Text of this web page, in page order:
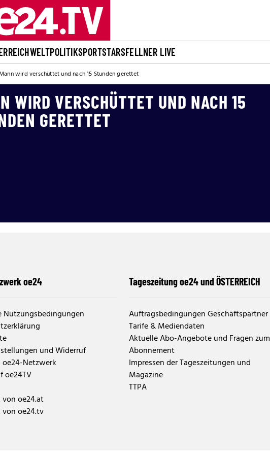
WELTPOLITIKSPORTSTARSFELLNER LIVE
wird verschüttet und nach 15 Stunden gerettet
WIRD VERSCHÜTTET UND NACH 15
GERETTET
oe24
Nutzungsbedingungen
und Widerruf
Netzwerk
oe24TV
von oe24.at
von oe24.tv
Tageszeitung oe24 und ÖSTERREICH
Auftragsbedingungen Geschäftspartner
Tarife & Mediendaten
Aktuelle Abo-Angebote und Fragen zum
Abonnement
Impressen der Tageszeitungen und
Magazine
TTPA